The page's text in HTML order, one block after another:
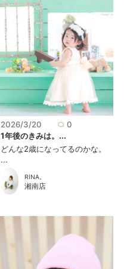
2026/3/20
0
1年後のきみは。...
どんな2歳になってるのかな。
...
RINA。
湘南店